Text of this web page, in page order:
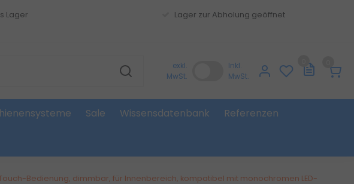
Lager Lager zur Abholung geöffnet
exkl.
MwSt.
Inkl.
MwSt.
Sale Wissensdatenbank Referenzen
Touch-Bedienung, dimmbar, für Innenbereich, kompatibel mit monochromen LED-